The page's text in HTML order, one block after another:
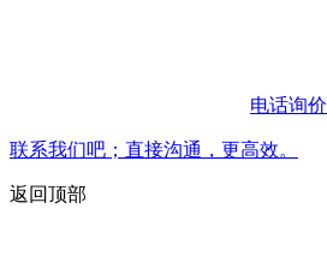
电话询价
联系我们吧；直接沟通，更高效。
返回顶部